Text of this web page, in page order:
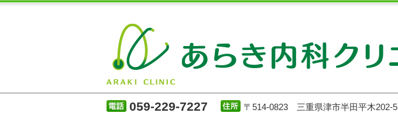
059-229-7227 〒514-0823 三重県津市半田平木202-5